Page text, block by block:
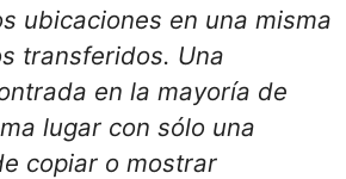
ubicaciones en una misma
transferidos. Una
en la mayoría de
lugar con sólo una
copiar o mostrar